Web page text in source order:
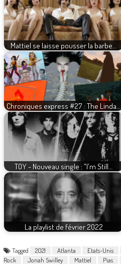
Mattiel se laisse pousser la barbe…
Chroniques express #27 : The Linda…
TOY - Nouveau single : "I'm Still…
La playlist de février 2022
Tagged 2021 Atlanta Etats-Unis
Rock
Jonah Swilley Mattiel Pias